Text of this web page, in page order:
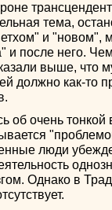
тема,
и "новом",
и после него.
выше, что
должно как-то
об очень
люди
Однако в